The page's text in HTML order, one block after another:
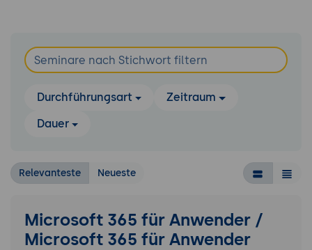
Durchführungsart
Zeitraum
Dauer
Relevanteste Neueste
Microsoft 365 für Anwender /
Microsoft 365 für Anwender